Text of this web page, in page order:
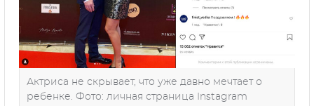
Актриса не скрывает, что уже давно мечтает о
ребенке. Фото: личная страница Instagram